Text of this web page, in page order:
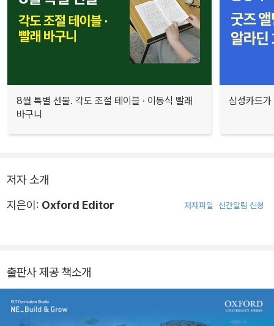
8월 특별 선물. 각도 조절 테이블 · 이동식 빨래
바구니
삼성카드
저자 소개
지은이: Oxford Editor 저자파일 신간알림 신청
출판사 제공 책소개